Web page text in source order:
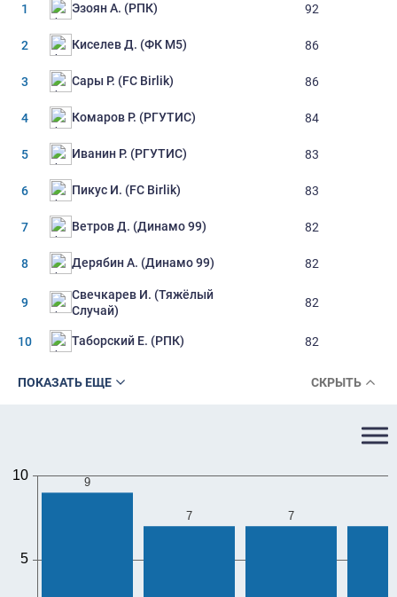
1 Эзоян А. (РПК) 92
2 Киселев Д. (ФК М5) 86
3 Сары Р. (FC Birlik) 86
4 Комаров Р. (РГУТИС) 84
5 Иванин Р. (РГУТИС) 83
6 Пикус И. (FC Birlik) 83
7 Ветров Д. (Динамо 99) 82
8 Дерябин А. (Динамо 99) 82
9
Свечкарев И. (Тяжёлый
Случай)
82
10 Таборский Е. (РПК) 82
ПОКАЗАТЬ ЕЩЕ СКРЫТЬ